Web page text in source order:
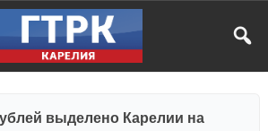
выделено Карелии на